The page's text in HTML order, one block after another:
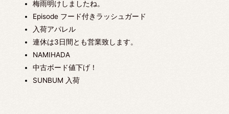
梅雨明けしましたね。
Episode フード付きラッシュガード
入荷アパレル
連休は3日間とも営業致します。
NAMIHADA
中古ボード値下げ！
SUNBUM 入荷